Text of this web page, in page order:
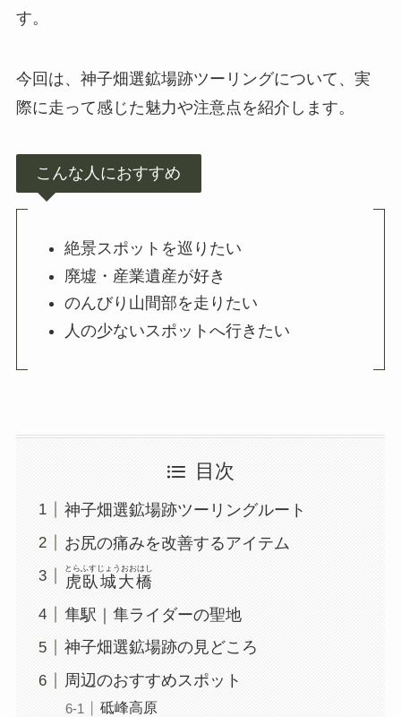
す。
今回は、神子畑選鉱場跡ツーリングについて、実
際に走って感じた魅力や注意点を紹介します。
こんな人におすすめ
絶景スポットを巡りたい
廃墟・産業遺産が好き
のんびり山間部を走りたい
人の少ないスポットへ行きたい
目次
神子畑選鉱場跡ツーリングルート
お尻の痛みを改善するアイテム
虎臥城大橋
とらふすじょうおおはし
隼駅｜隼ライダーの聖地
神子畑選鉱場跡の見どころ
周辺のおすすめスポット
砥峰高原